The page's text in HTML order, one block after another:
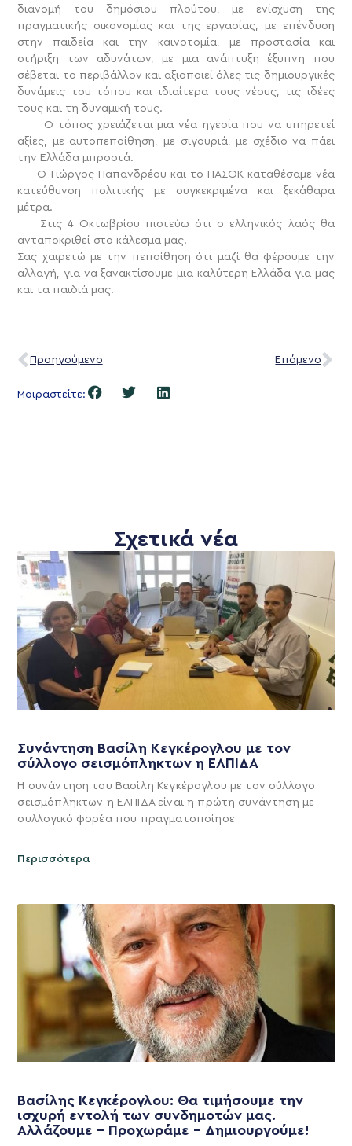
διανομή του δημόσιου πλούτου, με ενίσχυση της
πραγματικής οικονομίας και της εργασίας, με επένδυση
στην παιδεία και την καινοτομία, με προστασία και
στήριξη των αδυνάτων, με μια ανάπτυξη έξυπνη που
σέβεται το περιβάλλον και αξιοποιεί όλες τις δημιουργικές
δυνάμεις του τόπου και ιδιαίτερα τους νέους, τις ιδέες
τους και τη δυναμική τους.
Ο τόπος χρειάζεται μια νέα ηγεσία που να υπηρετεί
αξίες, με αυτοπεποίθηση, με σιγουριά, με σχέδιο να πάει
την Ελλάδα μπροστά.
Ο Γιώργος Παπανδρέου και το ΠΑΣΟΚ καταθέσαμε νέα
κατεύθυνση πολιτικής με συγκεκριμένα και ξεκάθαρα
μέτρα.
Στις 4 Οκτωβρίου πιστεύω ότι ο ελληνικός λαός θα
ανταποκριθεί στο κάλεσμα μας.
Σας χαιρετώ με την πεποίθηση ότι μαζί θα φέρουμε την
αλλαγή, για να ξανακτίσουμε μια καλύτερη Ελλάδα για μας
και τα παιδιά μας.
Προηγούμενο Επόμενο
Μοιραστείτε:
Σχετικά νέα
Συνάντηση Βασίλη Κεγκέρογλου με τον
σύλλογο σεισμόπληκτων η ΕΛΠΙΔΑ
Η συνάντηση του Βασίλη Κεγκέρογλου με τον σύλλογο
σεισμόπληκτων η ΕΛΠΙΔΑ είναι η πρώτη συνάντηση με
συλλογικό φορέα που πραγματοποίησε
Περισσότερα
Βασίλης Κεγκέρογλου: Θα τιμήσουμε την
ισχυρή εντολή των συνδημοτών μας.
Αλλάζουμε – Προχωράμε – Δημιουργούμε!